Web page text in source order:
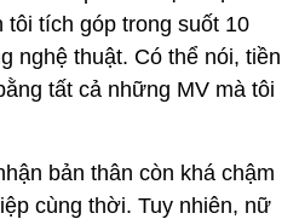
tích góp trong suốt 10
nghệ thuật. Có thể nói, tiền
tất cả những MV mà tôi
bản thân còn khá chậm
cùng thời. Tuy nhiên, nữ